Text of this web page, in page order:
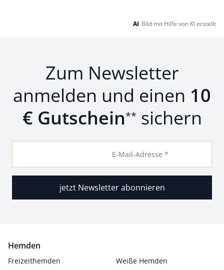
AI Bild mit Hilfe von KI erstellt
Zum Newsletter
anmelden und einen 10
€ Gutschein** sichern
E-Mail-Adresse *
jetzt Newsletter abonnieren
Hemden
Freizeithemden
Weiße Hemden